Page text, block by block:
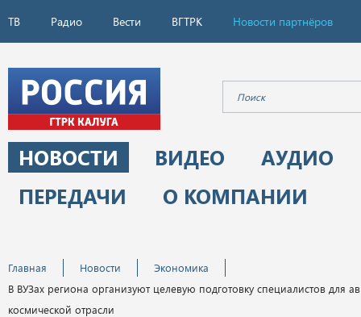
ТВ Радио Вести ВГТРК Новости партнёров
НОВОСТИ ВИДЕО
АУДИО
ПЕРЕДАЧИ
О КОМПАНИИ
Главная Новости
Экономика
В ВУЗах региона организуют целевую подготовку специалистов для
космической отрасли